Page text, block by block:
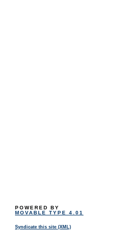
POWERED BY
MOVABLE TYPE 4.01
Syndicate this site (XML)